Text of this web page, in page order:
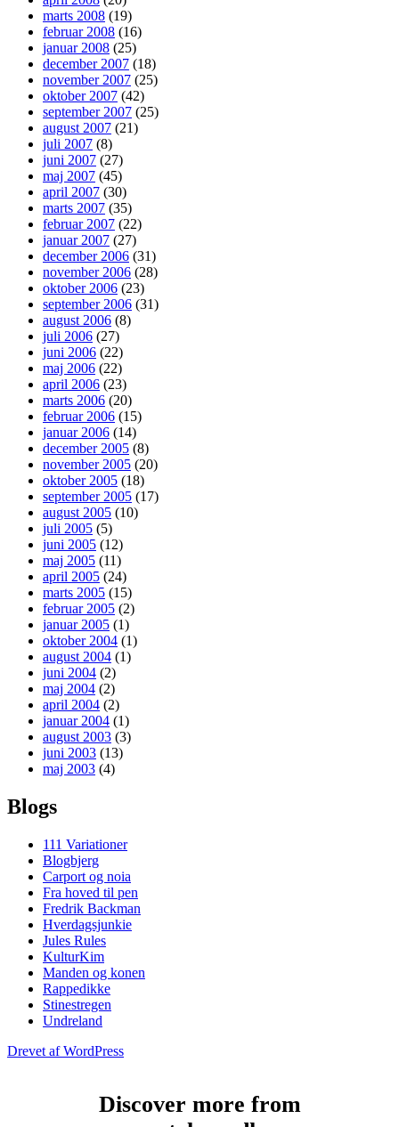
marts 2008 (19)
februar 2008 (16)
januar 2008 (25)
december 2007 (18)
november 2007 (25)
oktober 2007 (42)
september 2007 (25)
august 2007 (21)
juli 2007 (8)
juni 2007 (27)
maj 2007 (45)
april 2007 (30)
marts 2007 (35)
februar 2007 (22)
januar 2007 (27)
december 2006 (31)
november 2006 (28)
oktober 2006 (23)
september 2006 (31)
august 2006 (8)
juli 2006 (27)
juni 2006 (22)
maj 2006 (22)
april 2006 (23)
marts 2006 (20)
februar 2006 (15)
januar 2006 (14)
december 2005 (8)
november 2005 (20)
oktober 2005 (18)
september 2005 (17)
august 2005 (10)
juli 2005 (5)
juni 2005 (12)
maj 2005 (11)
april 2005 (24)
marts 2005 (15)
februar 2005 (2)
januar 2005 (1)
oktober 2004 (1)
august 2004 (1)
juni 2004 (2)
maj 2004 (2)
april 2004 (2)
januar 2004 (1)
august 2003 (3)
juni 2003 (13)
maj 2003 (4)
Blogs
111 Variationer
Blogbjerg
Carport og noia
Fra hoved til pen
Fredrik Backman
Hverdagsjunkie
Jules Rules
KulturKim
Manden og konen
Rappedikke
Stinestregen
Undreland
Drevet af WordPress
Discover more from